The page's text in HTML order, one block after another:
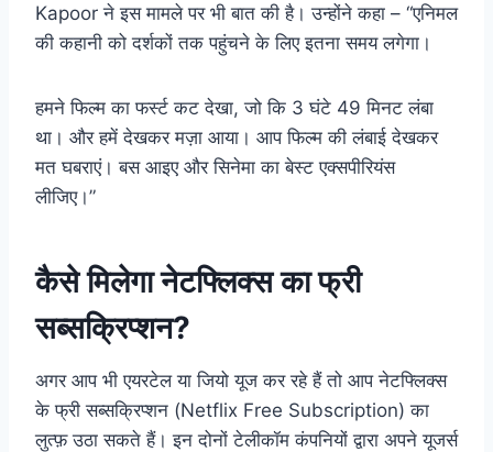
Kapoor ने इस मामले पर भी बात की है। उन्होंने कहा – “एनिमल
की कहानी को दर्शकों तक पहुंचने के लिए इतना समय लगेगा।
हमने फिल्म का फर्स्ट कट देखा, जो कि 3 घंटे 49 मिनट लंबा
था। और हमें देखकर मज़ा आया। आप फिल्म की लंबाई देखकर
मत घबराएं। बस आइए और सिनेमा का बेस्ट एक्सपीरियंस
लीजिए।”
कैसे मिलेगा नेटफ्लिक्स का फ्री
सब्सक्रिप्शन?
अगर आप भी एयरटेल या जियो यूज कर रहे हैं तो आप नेटफ्लिक्स
के फ्री सब्सक्रिप्शन (Netflix Free Subscription) का
लुत्फ़ उठा सकते हैं। इन दोनों टेलीकॉम कंपनियों द्वारा अपने यूजर्स